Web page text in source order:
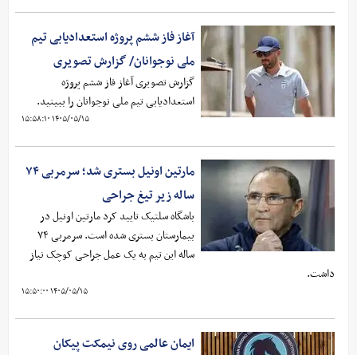
آغاز فاز ششم پروژه استعدادیابی تیم
ملی نوجوانان/ گزارش تصویری
گزارش تصویری آغاز فاز ششم پروژه
استعدادیابی تیم ملی نوجوانان را ببینید.
۱۴۰۵/۰۵/۱۵ ۱۵:۵۸:۱۰
مارتین اونیل بستری شد؛ سرمربی ۷۴
ساله زیر تیغ جراحی
باشگاه سلتیک تایید کرد مارتین اونیل در
بیمارستان بستری شده است. سرمربی ۷۴
ساله این تیم به یک عمل جراحی کوچک نیاز
داشت.
۱۴۰۵/۰۵/۱۵ ۱۵:۵۰:۰۰
ایمان عالمی روی نیمکت پیکان